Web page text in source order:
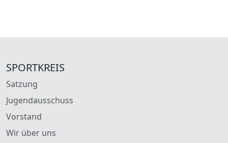
SPORTKREIS
Satzung
Jugendausschuss
Vorstand
Wir über uns